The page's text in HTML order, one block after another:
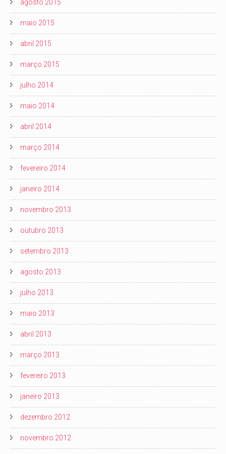
agosto 2015
maio 2015
abril 2015
março 2015
julho 2014
maio 2014
abril 2014
março 2014
fevereiro 2014
janeiro 2014
novembro 2013
outubro 2013
setembro 2013
agosto 2013
julho 2013
maio 2013
abril 2013
março 2013
fevereiro 2013
janeiro 2013
dezembro 2012
novembro 2012